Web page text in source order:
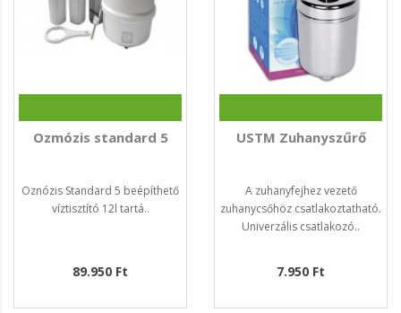
Ozmózis standard 5
Oznózis Standard 5 beépíthető
víztisztító 12l tartá..
89.950 Ft
USTM Zuhanyszűrő
A zuhanyfejhez vezető
zuhanycsőhöz csatlakoztatható.
Univerzális csatlakozó..
7.950 Ft